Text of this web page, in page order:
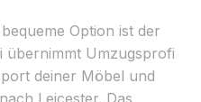
Option ist der
übernimmt Umzugsprofi
deiner Möbel und
Leicester. Das